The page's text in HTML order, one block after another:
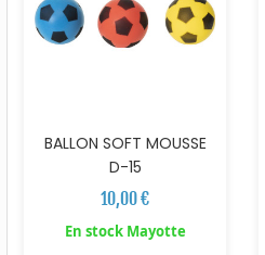
BALLON SOFT MOUSSE
D-15
10,00 €
En stock Mayotte